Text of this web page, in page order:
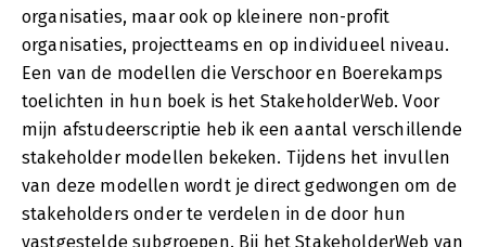
organisaties, maar ook op kleinere non-profit
organisaties, projectteams en op individueel niveau.
Een van de modellen die Verschoor en Boerekamps
toelichten in hun boek is het StakeholderWeb. Voor
mijn afstudeerscriptie heb ik een aantal verschillende
stakeholder modellen bekeken. Tijdens het invullen
van deze modellen wordt je direct gedwongen om de
stakeholders onder te verdelen in de door hun
vastgestelde subgroepen. Bij het StakeholderWeb van